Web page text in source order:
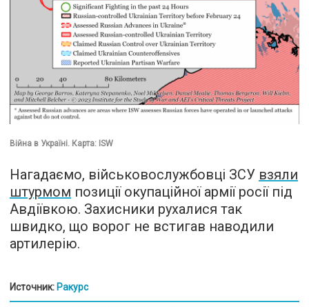
Війна в Україні. Карта: ISW
Нагадаємо, військовослужбовці ЗСУ взяли
штурмом позиції окупаційної армії росії під
Авдіївкою. Захисники рухалися так
швидко, що ворог не встигав наводили
артилерію.
Источник: Ракурс